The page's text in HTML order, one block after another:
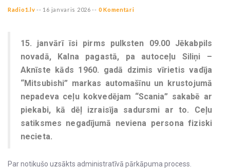
Radio1.lv -- 16 janvaris 2026 -- 0 Komentāri
15. janvārī īsi pirms pulksten 09.00 Jēkabpils
novadā, Kalna pagastā, pa autoceļu Siliņi –
Aknīste kāds 1960. gadā dzimis vīrietis vadīja
“Mitsubishi” markas automašīnu un krustojumā
nepadeva ceļu kokvedējam “Scania” sakabē ar
piekabi, kā dēļ izraisīja sadursmi ar to. Ceļu
satiksmes negadījumā neviena persona fiziski
necieta.
Par notikušo uzsākts administratīvā pārkāpuma process.